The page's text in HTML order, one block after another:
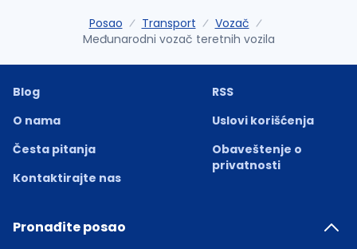
Posao Transport
Vozač
Međunarodni vozač teretnih vozila
Blog
O nama
Česta pitanja
Kontaktirajte nas
RSS
Uslovi korišćenja
Obaveštenje o
privatnosti
Pronađite posao